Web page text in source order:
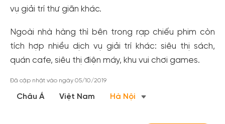
vụ giải trí thư giãn khác.
Ngoài nhà hàng thì bên trong rạp chiếu phim còn
tích hợp nhiều dịch vụ giải trí khác: siêu thị sách,
quán cafe, siêu thị điện máy, khu vui chơi games.
Đã cập nhật vào ngày 05/10/2019
Châu Á Việt Nam Hà Nội